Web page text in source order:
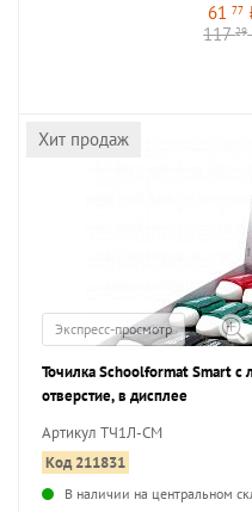
61 77
11729
Хит продаж
Экспресс-просмотр
Точилка Schoolformat Smart с
отверстие, в дисплее
Артикул ТЧ1Л-СМ
Код 211831
В наличии на центральном